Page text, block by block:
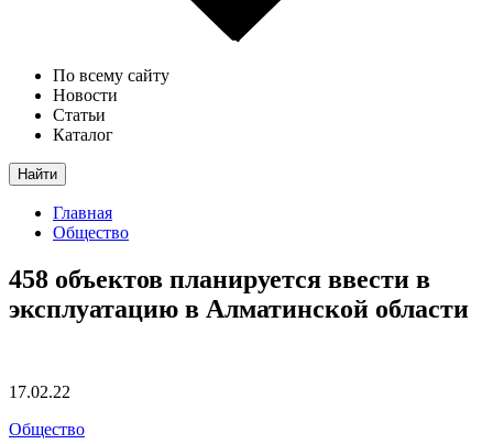
По всему сайту
Новости
Статьи
Каталог
Найти
Главная
Общество
458 объектов планируется ввести в
эксплуатацию в Алматинской области
17.02.22
Общество